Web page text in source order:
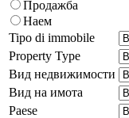
Продажба
Наем
Tipo di immobile
Property Type
Вид недвижимости
Вид на имота
Paese